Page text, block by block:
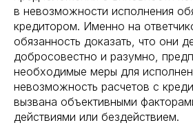
в невозможности исполнения
кредитором. Именно на
обязанность доказать, что они
добросовестно и разумно,
необходимые меры для
невозможность расчетов с
вызвана объективными
действиями или бездействием.